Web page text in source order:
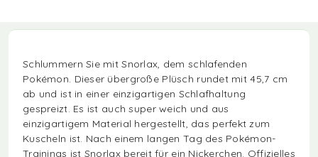
Schlummern Sie mit Snorlax, dem schlafenden
Pokémon. Dieser übergroße Plüsch rundet mit 45,7 cm
ab und ist in einer einzigartigen Schlafhaltung
gespreizt. Es ist auch super weich und aus
einzigartigem Material hergestellt, das perfekt zum
Kuscheln ist. Nach einem langen Tag des Pokémon-
Trainings ist Snorlax bereit für ein Nickerchen. Offizielles